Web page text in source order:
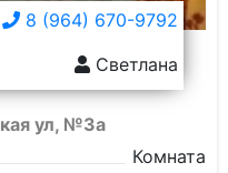
8 (964) 670-9792
Светлана
ул, №3а
Комната